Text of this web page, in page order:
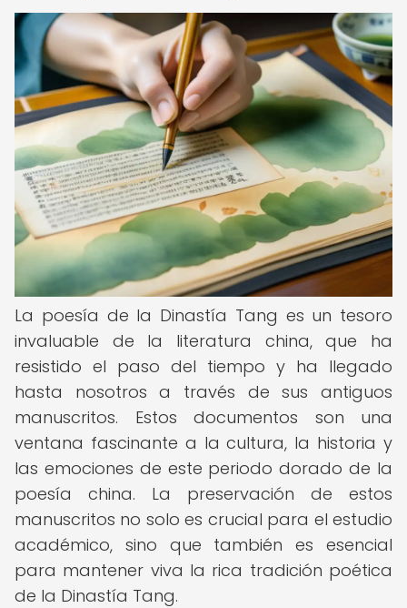
La poesía de la Dinastía Tang es un tesoro
invaluable de la literatura china, que ha
resistido el paso del tiempo y ha llegado
hasta nosotros a través de sus antiguos
manuscritos. Estos documentos son una
ventana fascinante a la cultura, la historia y
las emociones de este periodo dorado de la
poesía china. La preservación de estos
manuscritos no solo es crucial para el estudio
académico, sino que también es esencial
para mantener viva la rica tradición poética
de la Dinastía Tang.